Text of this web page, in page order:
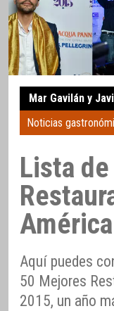
Mar Gavilán y
Noticias
Lista
Aquí puedes
50 Mejores
2015, un año